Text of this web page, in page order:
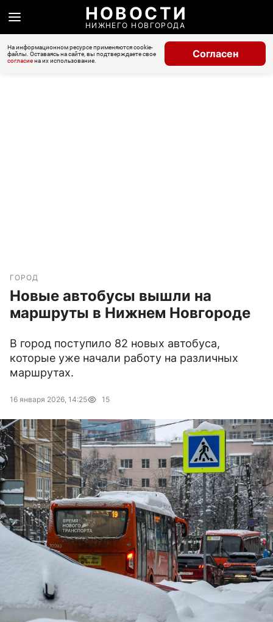
НОВОСТИ
НИЖНЕГО НОВГОРОДА
На информационном ресурсе применяются cookie-
файлы. Оставаясь на сайте, вы подтверждаете свое
согласиена их использование.
Согласен
ГОРОД
Новые автобусы вышли на
маршруты в Нижнем Новгороде
В город поступило 82 новых автобуса,
которые уже начали работу на различных
маршрутах.
16 января 2026, 14:25 15